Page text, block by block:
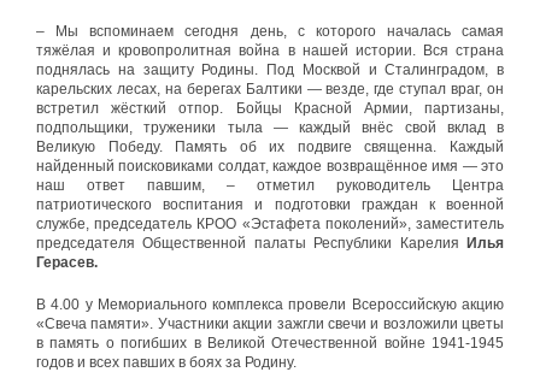
– Мы вспоминаем сегодня день, с которого началась самая
тяжёлая и кровопролитная война в нашей истории. Вся страна
поднялась на защиту Родины. Под Москвой и Сталинградом, в
карельских лесах, на берегах Балтики — везде, где ступал враг, он
встретил жёсткий отпор. Бойцы Красной Армии, партизаны,
подпольщики, труженики тыла — каждый внёс свой вклад в
Великую Победу. Память об их подвиге священна. Каждый
найденный поисковиками солдат, каждое возвращённое имя — это
наш ответ павшим, – отметил руководитель Центра
патриотического воспитания и подготовки граждан к военной
службе, председатель КРОО «Эстафета поколений», заместитель
председателя Общественной палаты Республики Карелия
Илья
Герасев.
В 4.00 у Мемориального комплекса провели Всероссийскую акцию
«Свеча памяти». Участники акции зажгли свечи и возложили цветы
в память о погибших в Великой Отечественной войне 1941-1945
годов и всех павших в боях за Родину.